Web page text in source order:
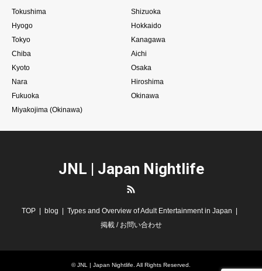
Tokushima
Shizuoka
Hyogo
Hokkaido
Tokyo
Kanagawa
Chiba
Aichi
Kyoto
Osaka
Nara
Hiroshima
Fukuoka
Okinawa
Miyakojima (Okinawa)
JNL | Japan Nightlife
TOP blog
Types and Overview of Adult Entertainment in Japan
掲載 / お問い合わせ
©JNL | Japan Nightlife . All Rights Reserved.